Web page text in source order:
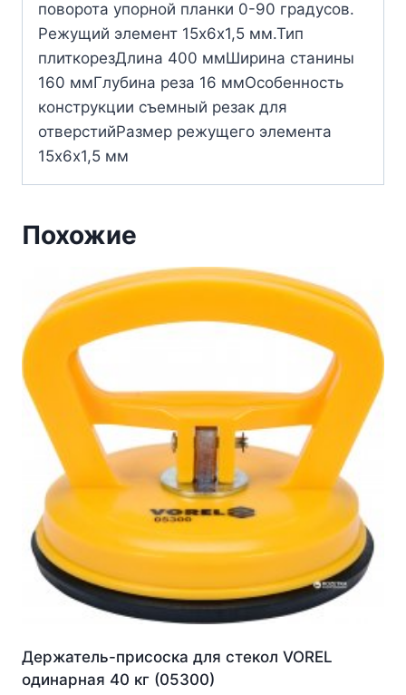
поворота упорной планки 0-90 градусов.
Режущий элемент 15х6х1,5 мм.Тип
плиткорезДлина 400 ммШирина станины
160 ммГлубина реза 16 ммОсобенность
конструкции съемный резак для
отверстийРазмер режущего элемента
15х6х1,5 мм
Похожие
Держатель-присоска для стекол VOREL
одинарная 40 кг (05300)